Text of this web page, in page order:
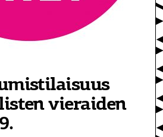
vieraiden